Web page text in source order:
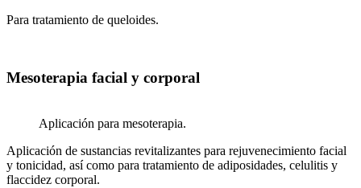
Para tratamiento de queloides.
Mesoterapia facial y corporal
Aplicación para mesoterapia.
Aplicación de sustancias revitalizantes para rejuvenecimiento facial
y tonicidad, así como para tratamiento de adiposidades, celulitis y
flaccidez corporal.